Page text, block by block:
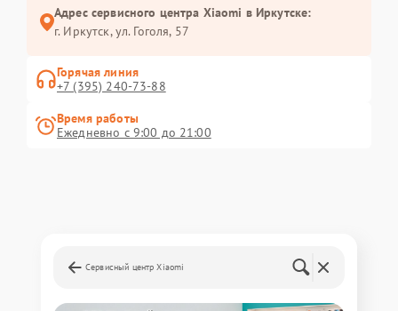
Адрес сервисного центра Xiaomi в Иркутске:
г. Иркутск, ул. ​Гоголя, 57
Горячая линия
+7 (395) 240-73-88
Время работы
Ежедневно с 9:00 до 21:00
Сервисный центр Xiaomi